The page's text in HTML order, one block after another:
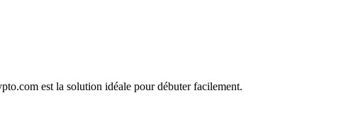
est la solution idéale pour débuter facilement.